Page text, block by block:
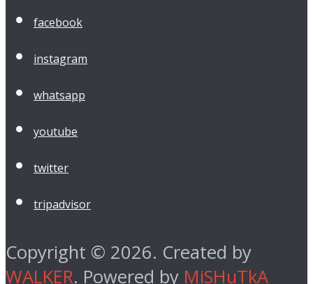
facebook
instagram
whatsapp
youtube
twitter
tripadvisor
Copyright © 2026. Created by
WALKER. Powered by MiSHuTkA